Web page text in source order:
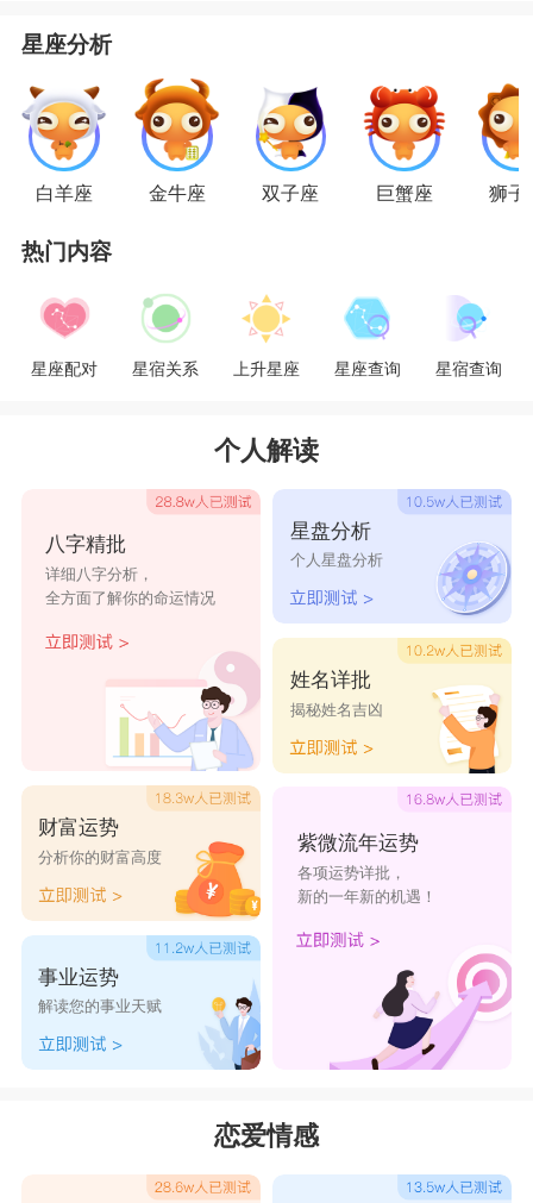
天蝎座
天蝎座
给外人的感觉是神秘、冷漠，不好相处
的。但那只是展现给外人，在爱人面前的天蝎恰恰
相反，他们会变得格外温柔，把自己拥有的最好的
想要发脾气的时候也会尽量克制自己的脾气。尽量
不和对方发火，好声好气的和对方沟通。
星座分析
白羊座 金牛座 双子座 巨蟹座 狮子
热门内容
星座配对 星宿关系 上升星座 星座查询 星宿查询
个人解读
八字精批
详细八字分析，
全方面了解你的命运情况
财富运势
分析你的财富高度
事业运势
解读您的事业天赋
星盘分析
个人星盘分析
姓名详批
揭秘姓名吉凶
紫微流年运势
各项运势详批，
新的一年新的机遇！
恋爱情感